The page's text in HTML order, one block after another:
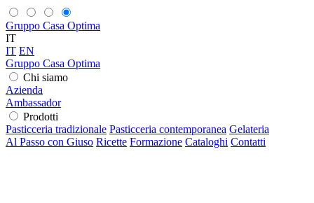
Gruppo Casa Optima
IT
IT EN
Gruppo Casa Optima
Chi siamo
Azienda
Ambassador
Prodotti
Pasticceria tradizionale Pasticceria contemporanea Gelateria
Al Passo con Giuso Ricette Formazione Cataloghi Contatti